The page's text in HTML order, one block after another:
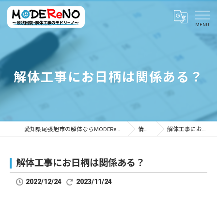
解体工事にお日柄は関係ある？
愛知県尾張旭市の解体ならMODEReNO ～原状回復・解体工事のモドリーノ～ 情報ブログ 解体工事にお日柄は関係ある？
解体工事にお日柄は関係ある？
2022/12/24 2023/11/24